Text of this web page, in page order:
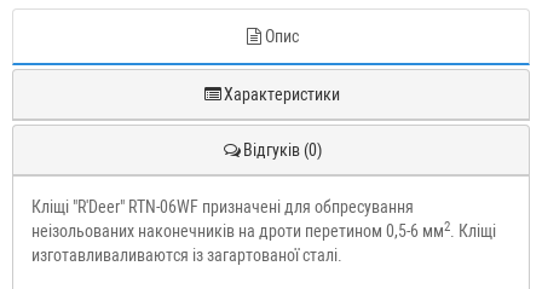
Опис
Характеристики
Відгуків (0)
Кліщі "R'Deer" RTN-06WF призначені для обпресування
неізольованих наконечників на дроти перетином 0,5-6 мм2
. Кліщі
изготавливаливаются із загартованої сталі.